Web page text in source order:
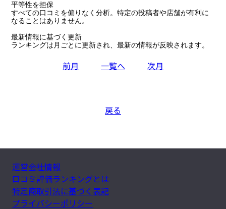
平等性を担保
すべての口コミを偏りなく分析。特定の投稿者や店舗が有利に
なることはありません。
最新情報に基づく更新
ランキングは月ごとに更新され、最新の情報が反映されます。
前月 一覧へ 次月
戻る
運営会社情報
口コミ評価ランキングとは
特定商取引法に基づく表記
プライバシーポリシー